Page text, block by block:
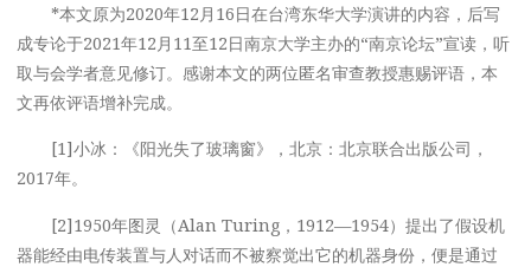
*本文原为2020年12月16日在台湾东华大学演讲的内容，后写
成专论于2021年12月11至12日南京大学主办的“南京论坛”宣读，听
取与会学者意见修订。感谢本文的两位匿名审查教授惠赐评语，本
文再依评语增补完成。
[1]小冰：《阳光失了玻璃窗》，北京：北京联合出版公司，
2017年。
[2]1950年图灵（Alan Turing，1912—1954）提出了假设机
器能经由电传装置与人对话而不被察觉出它的机器身份，便是通过